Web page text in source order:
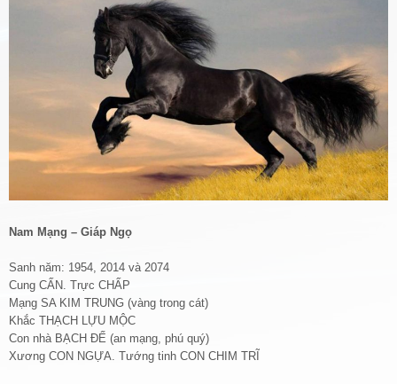
Nam Mạng – Giáp Ngọ
Sanh năm: 1954, 2014 và 2074
Cung CẤN. Trực CHẤP
Mạng SA KIM TRUNG (vàng trong cát)
Khắc THẠCH LỰU MỘC
Con nhà BẠCH ĐẾ (an mạng, phú quý)
Xương CON NGỰA. Tướng tinh CON CHIM TRĨ